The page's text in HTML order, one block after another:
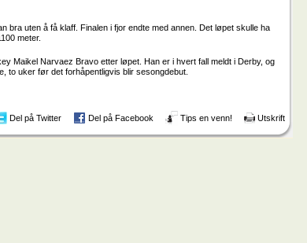
bra uten å få klaff. Finalen i fjor endte med annen. Det løpet skulle ha
meter.
Maikel Narvaez Bravo etter løpet. Han er i hvert fall meldt i Derby, og
to uker før det forhåpentligvis blir sesongdebut.
Del på Twitter Del på Facebook Tips en venn! Utskrift